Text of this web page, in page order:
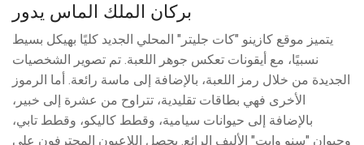
بركان الملك الماس يدور
يتميز موقع كازينو "كات جليتر" المحلي الجديد كليًا بهيكل بسيط
نسبيًا، مع أيقونات تعكس جوهر اللعبة. تم تصوير الشخصيات
الجديدة من خلال رمز اللعبة، بالإضافة إلى ماسة رائعة. أما الرموز
الأخرى فهي بطاقات تقليدية، تتراوح من عشرة إلى خبير،
بالإضافة إلى حيوانات سيامية، وقطط كاليكو، وقطط تابي،
وحيوان "سنو وايت" الأليف الرائع. يحصل اللاعبون المحترفون على